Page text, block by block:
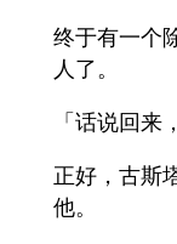
终于有一个
人了。
「话说回来
正好，古斯
他。